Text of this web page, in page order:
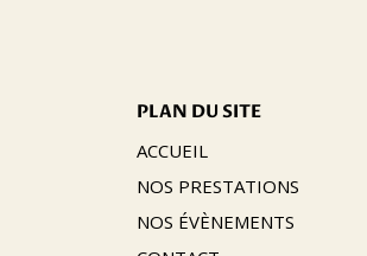
PLAN DU SITE
ACCUEIL
NOS PRESTATIONS
NOS ÉVÈNEMENTS